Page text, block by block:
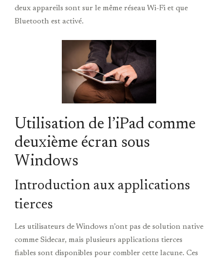
deux appareils sont sur le même réseau Wi-Fi et que
Bluetooth est activé.
Utilisation de l’iPad comme
deuxième écran sous
Windows
Introduction aux applications
tierces
Les utilisateurs de Windows n’ont pas de solution native
comme Sidecar, mais plusieurs applications tierces
fiables sont disponibles pour combler cette lacune. Ces